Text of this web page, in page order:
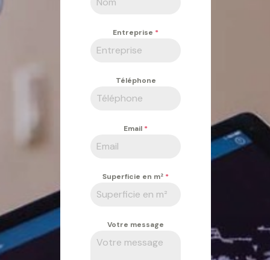
Entreprise *
Téléphone
Email *
Superficie en m² *
Votre message